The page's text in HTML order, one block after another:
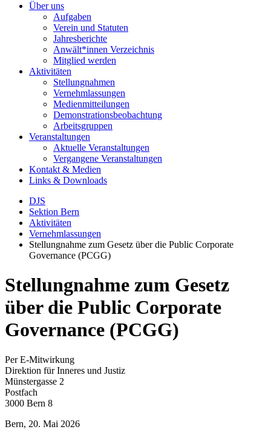
Über uns
Aufgaben
Verein und Statuten
Jahresberichte
Anwält*innen Verzeichnis
Mitglied werden
Aktivitäten
Stellungnahmen
Vernehmlassungen
Medienmitteilungen
Demonstrationsbeobachtung
Arbeitsgruppen
Veranstaltungen
Aktuelle Veranstaltungen
Vergangene Veranstaltungen
Kontakt & Medien
Links & Downloads
DJS
Sektion Bern
Aktivitäten
Vernehmlassungen
Stellungnahme zum Gesetz über die Public Corporate
Governance (PCGG)
Stellungnahme zum Gesetz
über die Public Corporate
Governance (PCGG)
Per E-Mitwirkung
Direktion für Inneres und Justiz
Münstergasse 2
Postfach
3000 Bern 8
Bern, 20. Mai 2026